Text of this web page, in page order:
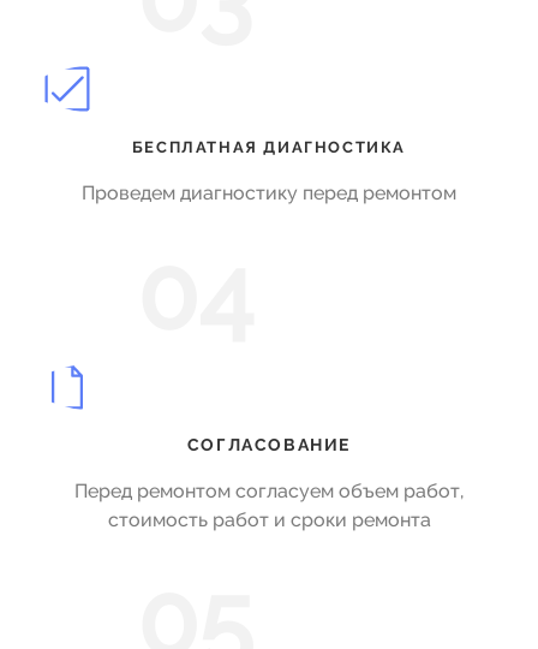
БЕСПЛАТНАЯ ДИАГНОСТИКА
Проведем диагностику перед ремонтом
СОГЛАСОВАНИЕ
Перед ремонтом согласуем объем работ,
стоимость работ и сроки ремонта